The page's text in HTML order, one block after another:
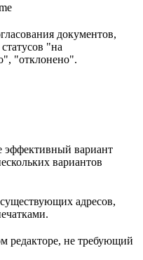
документов,
"на
"отклонено".
эффективный вариант
вариантов
адресов,
редакторе, не требующий